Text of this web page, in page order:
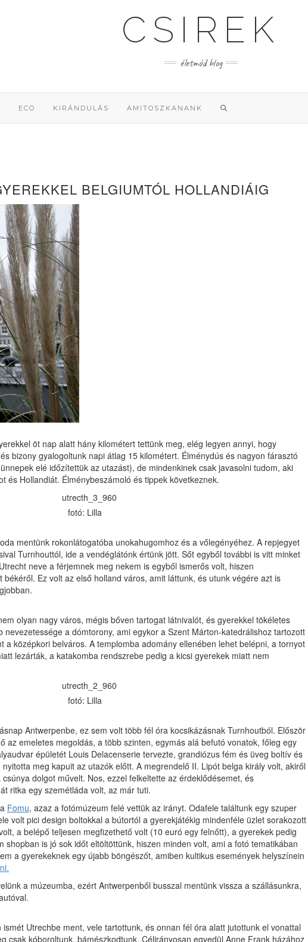
CSIREK
életmód blog
ECO KIRÁNDULÁS AMITOSZKANANK
BELGIUMTÓL HOLLANDIÁIG
öt nap alatt hány kilométert tettünk meg, elég legyen annyi, hogy
bizony gyalogoltunk napi átlag 15 kilométert. Élménydús és nagyon fárasztó
elé időzítettük az utazást), de mindenkinek csak javasolni tudom, aki
és Hollandiát. Élménybeszámoló és tippek következnek.
fotó: Lilla
mentünk rokonlátogatóba unokahugomhoz és a vőlegényéhez. A repjegyet
Turnhouttól, ide a vendéglátónk értünk jött. Sőt egyből további is vitt minket
neve a férjemnek meg nekem is egyből ismerős volt, hiszen
Ez volt az első holland város, amit láttunk, és utunk végére azt is
olyan nagy város, mégis bőven tartogat látnivalót, és gyerekkel tökéletes
a dómtorony, ami egykor a Szent Márton-katedrálishoz tartozott
a középkori belváros. A templomba adomány ellenében lehet belépni, a tornyot
lezárták, a katakomba rendszrebe pedig a kicsi gyerekek miatt nem
fotó: Lilla
Antwerpenbe, ez sem volt több fél óra kocsikázásnak Turnhoutból. Először
az emeletes megoldás, a több szinten, egymás alá befutó vonatok, főleg egy
épületét Louis Delacenserie tervezte, grandiózus fém és üveg boltív és
meg kapuit az utazók előtt. A megrendelő II. Lipót belga király volt, akiről
dolgot művelt. Nos, ezzel felkeltette az érdeklődésemet, és
ritka egy szemétláda volt, az már tuti.
Fomu, azaz a fotómúzeum felé vettük az irányt. Odafele találtunk egy szuper
volt pici design boltokkal a bútortól a gyerekjátékig mindenféle üzlet sorakozott
a belépő teljesen megfizethető volt (10 euró egy felnőtt), a gyerekek pedig
shopban is jó sok időt eltöltöttünk, hiszen minden volt, ami a fotó tematikában
a gyerekeknek egy újabb böngészőt, amiben kultikus események helyszínein
a múzeumba, ezért Antwerpenből busszal mentünk vissza a szállásunkra,
Utrechbe ment, vele tartottunk, és onnan fél óra alatt jutottunk el vonattal
csak kóboroltunk, bámészkodtunk. Célirányosan egyedül Anne Frank házához